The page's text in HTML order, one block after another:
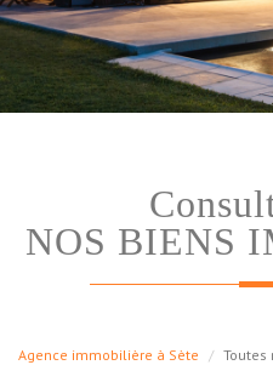
NOS BIENS
Agence immobilière à Sète Toutes